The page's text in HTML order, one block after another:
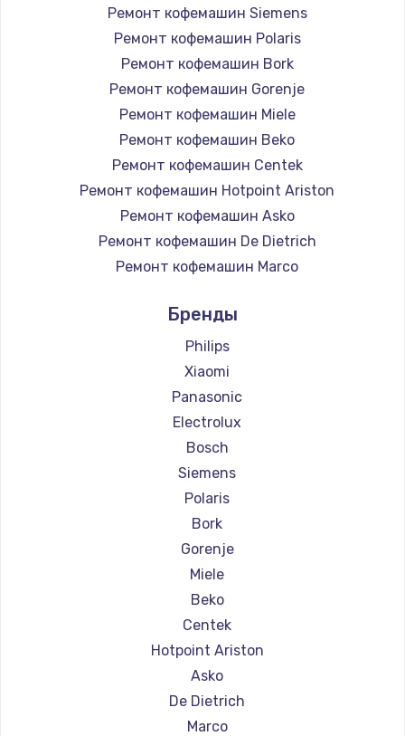
Ремонт кофемашин Siemens
Ремонт кофемашин Polaris
Ремонт кофемашин Bork
Ремонт кофемашин Gorenje
Ремонт кофемашин Miele
Ремонт кофемашин Beko
Ремонт кофемашин Centek
Ремонт кофемашин Hotpoint Ariston
Ремонт кофемашин Asko
Ремонт кофемашин De Dietrich
Ремонт кофемашин Marco
Ремонт кофемашин Jura
Ремонт кофемашин Olympia
Ремонт кофемашин Saeco
Ремонт кофемашин La Cimbali
Ремонт кофемашин WMF
Ремонт кофемашин Yamaguchi
Ремонт кофемашин Nivona
Ремонт кофемашин Astoria
Ремонт кофемашин JVC
Ремонт кофемашин Ariston
Ремонт кофемашин Grundig
Ремонт кофемашин ROCKET MOZZAFIATO
Ремонт кофемашин Vivitek
Ремонт кофемашин Thomson
Ремонт кофемашин Hisense
Ремонт кофемашин DELTA
Ремонт кофемашин Tefal
Бренды
Philips
Xiaomi
Panasonic
Electrolux
Bosch
Siemens
Polaris
Bork
Gorenje
Miele
Beko
Centek
Hotpoint Ariston
Asko
De Dietrich
Marco